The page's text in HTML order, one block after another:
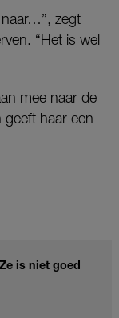
naar…”, zegt
“Het is wel
mee naar de
geeft haar een
is niet goed